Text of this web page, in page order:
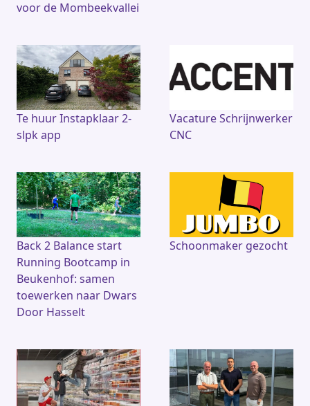
voor de Mombeekvallei
Te huur Instapklaar 2-
slpk app
Vacature Schrijnwerker
CNC
Back 2 Balance start
Running Bootcamp in
Beukenhof: samen
toewerken naar Dwars
Door Hasselt
Schoonmaker gezocht